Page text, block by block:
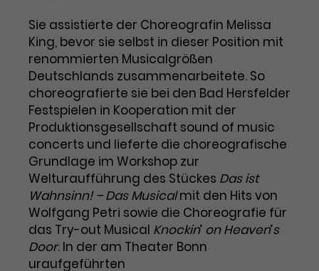
Zweck
Enthält die gewählten Tracking-
Optin-Einstellungen.
eine zufallsgenerierte Nummer zu,
um Besuche zu erkennen.
Name _gid
Anbieter Google Analytics
Laufzeit 1 Tag
Dieses Cookie wird von Google
Analytics installiert. Das Cookie
wird verwendet, um Informationen
darüber zu speichern, wie
Besucher*innen eine Website
Zweck
Wird von Google verwendet, um
die Effizienz von Werbeanzeigen zu
messen und Conversions zu
speichern. Dieses Cookie hilft dabei
nachzuvollziehen, ob Nutzer über
Google-Anzeigen auf unsere
Website gelangt sind.
Name _gcl_aw
Anbieter Google Ads
Laufzeit 3 Monate
Sie assistierte der Choreografin Melissa
King, bevor sie selbst in dieser Position mit
renommierten Musicalgrößen
Deutschlands zusammenarbeitete. So
choreografierte sie bei den Bad Hersfelder
Festspielen in Kooperation mit der
Produktionsgesellschaft sound of music
concerts und lieferte die choreografische
Grundlage im Workshop zur
Welturaufführung des Stückes Das ist
Wahnsinn! – Das Musicalmit den Hits von
Wolfgang Petri sowie die Choreografie für
das Try-out Musical Knockin’ on Heaven’s
Door. In der am Theater Bonn
uraufgeführten